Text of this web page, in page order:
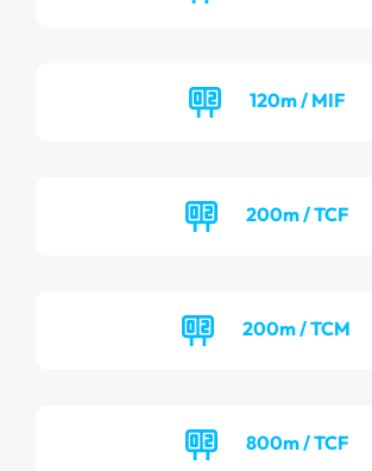
120m / MIF
200m / TCF
200m / TCM
800m / TCF